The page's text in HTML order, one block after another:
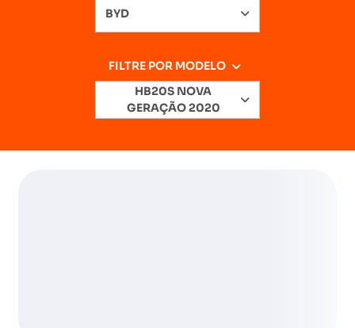
BYD
FILTRE POR MODELO
HB20S NOVA
GERAÇÃO 2020